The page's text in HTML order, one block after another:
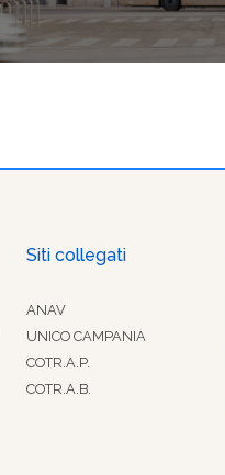
Siti collegati
ANAV
UNICO CAMPANIA
COTR.A.P.
COTR.A.B.